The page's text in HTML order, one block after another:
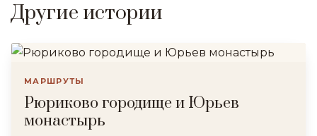
Другие истории
МАРШРУТЫ
Рюриково городище и Юрьев
монастырь